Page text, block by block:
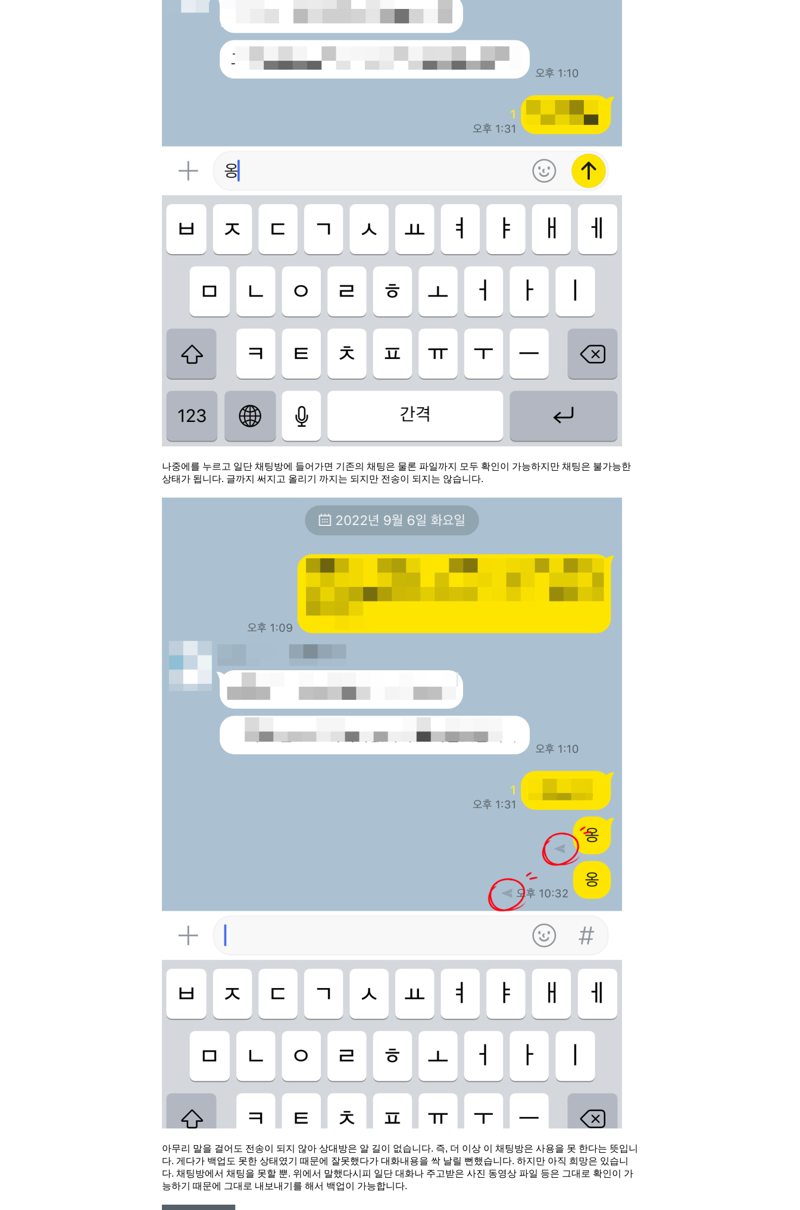
나중에를 누르고 일단 채팅방에 들어가면 기존의 채팅은 물론 파일까지 모두 확인이 가능하지만 채팅은 불가능한
상태가 됩니다. 글까지 써지고 올리기 까지는 되지만 전송이 되지는 않습니다.
아무리 말을 걸어도 전송이 되지 않아 상대방은 알 길이 없습니다. 즉, 더 이상 이 채팅방은 사용을 못 한다는 뜻입니
다. 게다가 백업도 못한 상태였기 때문에 잘못했다가 대화내용을 싹 날릴 뻔했습니다. 하지만 아직 희망은 있습니
다. 채팅방에서 채팅을 못할 뿐. 위에서 말했다시피 일단 대화나 주고받은 사진 동영상 파일 등은 그대로 확인이 가
능하기 때문에 그대로 내보내기를 해서 백업이 가능합니다.